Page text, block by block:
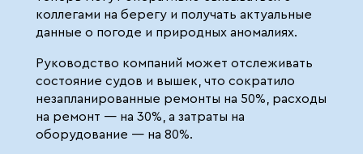
коллегами на берегу и получать актуальные
данные о погоде и природных аномалиях.
Руководство компаний может отслеживать
состояние судов и вышек, что сократило
незапланированные ремонты на 50%, расходы
на ремонт — на 30%, а затраты на
оборудование — на 80%.